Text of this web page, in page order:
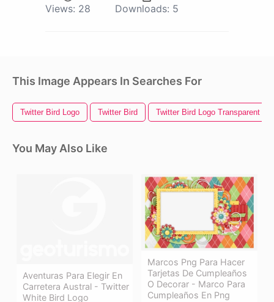
Views: 28 Downloads: 5
This Image Appears In Searches For
Twitter Bird Logo Twitter Bird Twitter Bird Logo Transparent
You May Also Like
Aventuras Para Elegir En
Carretera Austral - Twitter
White Bird Logo
Marcos Png Para Hacer
Tarjetas De Cumpleaños
O Decorar - Marco Para
Cumpleaños En Png